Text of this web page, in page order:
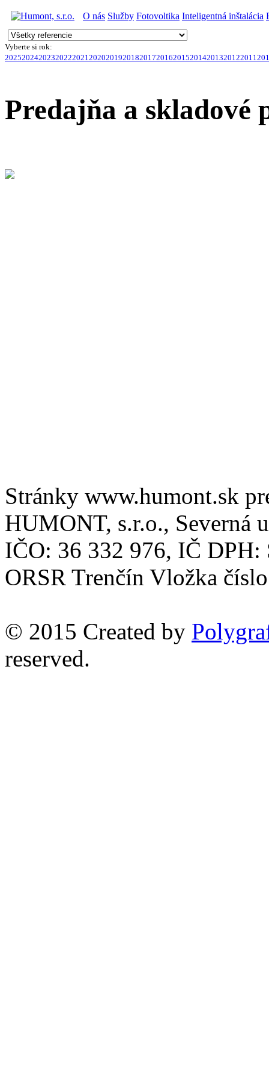
O nás Služby Fotovoltika Inteligentná inštalácia
Vyberte si rok:
202520242023202220212020201920182017201620152014201320122011
Predajňa a skladové
Stránky www.humont.sk
HUMONT, s.r.o., Severná
IČO: 36 332 976, IČ DPH:
ORSR Trenčín Vložka
© 2015 Created by
reserved.